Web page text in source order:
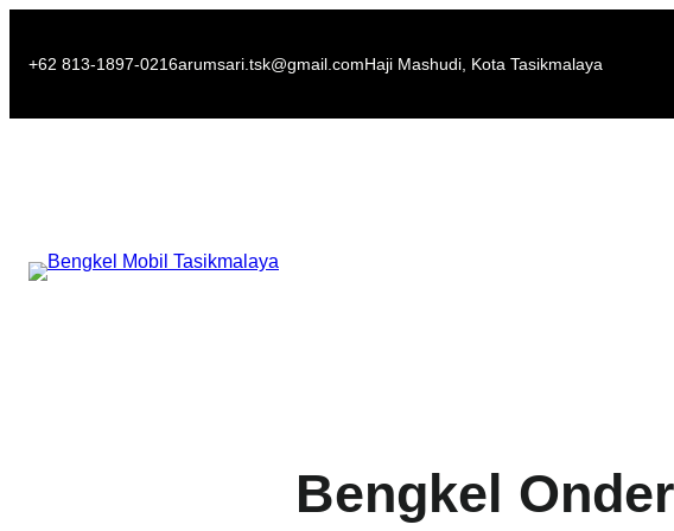
+62 813-1897-0216arumsari.tsk@gmail.comHaji Mashudi, Kota Tasikmalaya
Bengkel